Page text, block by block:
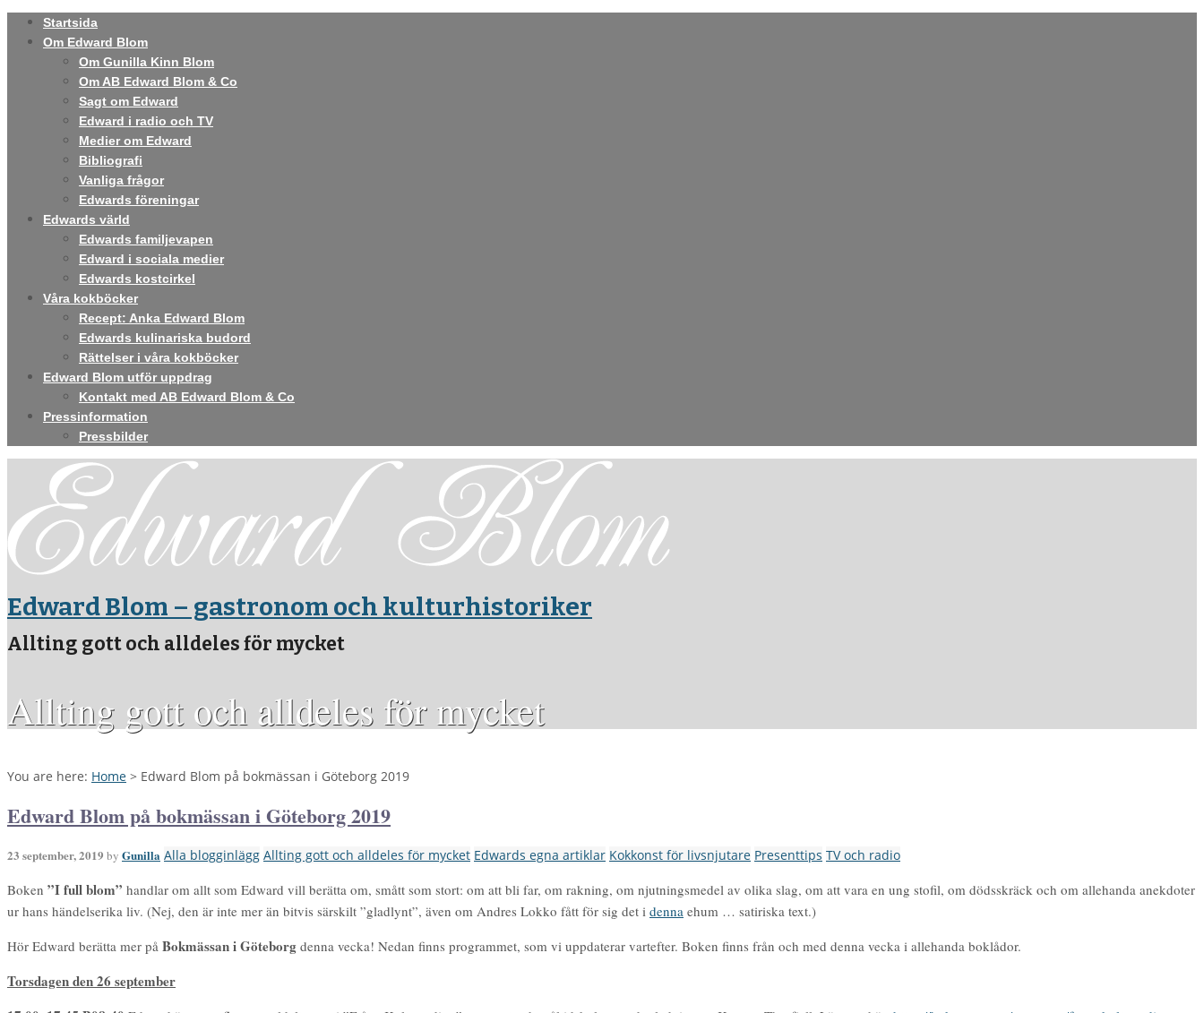
Startsida
Om Edward Blom
Om Gunilla Kinn Blom
Om AB Edward Blom & Co
Sagt om Edward
Edward i radio och TV
Medier om Edward
Bibliografi
Vanliga frågor
Edwards föreningar
Edwards värld
Edwards familjevapen
Edward i sociala medier
Edwards kostcirkel
Våra kokböcker
Recept: Anka Edward Blom
Edwards kulinariska budord
Rättelser i våra kokböcker
Edward Blom utför uppdrag
Kontakt med AB Edward Blom & Co
Pressinformation
Pressbilder
Edward Blom – gastronom och kulturhistoriker
Allting gott och alldeles för mycket
Allting gott och alldeles för mycket
You are here: Home > Edward Blom på bokmässan i Göteborg 2019
Edward Blom på bokmässan i Göteborg 2019
23 september, 2019 by Gunilla Alla blogginlägg Allting gott och alldeles för mycket Edwards egna artiklar Kokkonst för livsnjutare Presenttips TV och radio
Boken ”I full blom” handlar om allt som Edward vill berätta om, smått som stort: om att bli far, om rakning, om njutningsmedel av olika slag, om att vara en ung stofil, om dödsskräck och om allehanda anekdoter
ur hans händelserika liv. (Nej, den är inte mer än bitvis särskilt ”gladlynt”, även om Andres Lokko fått för sig det i denna ehum … satiriska text.)
Hör Edward berätta mer på Bokmässan i Göteborg denna vecka! Nedan finns programmet, som vi uppdaterar vartefter. Boken finns från och med denna vecka i allehanda boklådor.
Torsdagen den 26 september